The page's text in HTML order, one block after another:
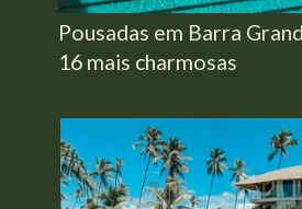
Pousadas em Barra
16 mais charmosas